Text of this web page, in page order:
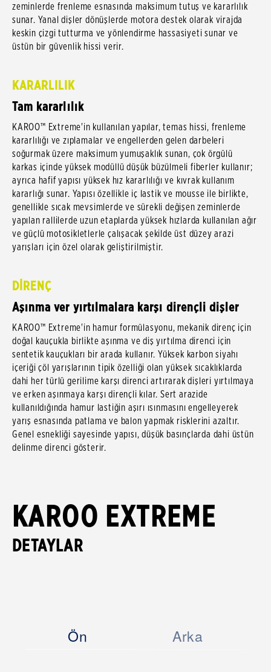
zeminlerde frenleme esnasında maksimum tutuş ve kararlılık
sunar. Yanal dişler dönüşlerde motora destek olarak virajda
keskin çizgi tutturma ve yönlendirme hassasiyeti sunar ve
üstün bir güvenlik hissi verir.
KARARLILIK
Tam kararlılık
KAROO™ Extreme'in kullanılan yapılar, temas hissi, frenleme
kararlılığı ve zıplamalar ve engellerden gelen darbeleri
soğurmak üzere maksimum yumuşaklık sunan, çok örgülü
karkas içinde yüksek modüllü düşük büzülmeli fiberler kullanır;
ayrıca hafif yapısı yüksek hız kararlılığı ve kıvrak kullanım
kararlığı sunar. Yapısı özellikle iç lastik ve mousse ile birlikte,
genellikle sıcak mevsimlerde ve sürekli değişen zeminlerde
yapılan rallilerde uzun etaplarda yüksek hızlarda kullanılan ağır
ve güçlü motosikletlerle çalışacak şekilde üst düzey arazi
yarışları için özel olarak geliştirilmiştir.
DİRENÇ
Aşınma ver yırtılmalara karşı dirençli dişler
KAROO™ Extreme'in hamur formülasyonu, mekanik direnç için
doğal kauçukla birlikte aşınma ve diş yırtılma direnci için
sentetik kauçukları bir arada kullanır. Yüksek karbon siyahı
içeriği çöl yarışlarının tipik özelliği olan yüksek sıcaklıklarda
dahi her türlü gerilime karşı direnci artırarak dişleri yırtılmaya
ve erken aşınmaya karşı dirençli kılar. Sert arazide
kullanıldığında hamur lastiğin aşırı ısınmasını engelleyerek
yarış esnasında patlama ve balon yapmak risklerini azaltır.
Genel esnekliği sayesinde yapısı, düşük basınçlarda dahi üstün
delinme direnci gösterir.
KAROO EXTREME
DETAYLAR
Ön Arka